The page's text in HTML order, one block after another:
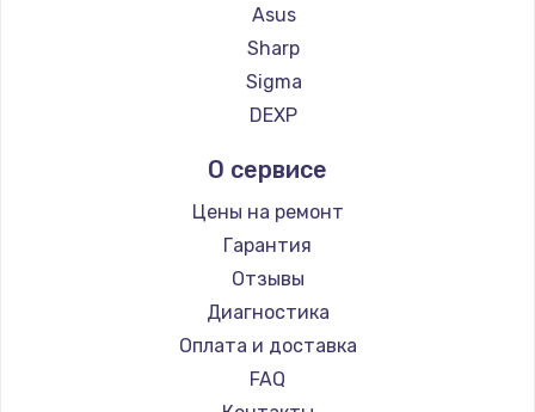
Замена сенсорного датчика
1300 руб.
Заказать
Замена сигнальной лампы
1200 руб.
Заказать
Замена системной платы
1500 руб.
Asus
Sharp
Sigma
DEXP
О сервисе
Цены на ремонт
Гарантия
Отзывы
Диагностика
Оплата и доставка
FAQ